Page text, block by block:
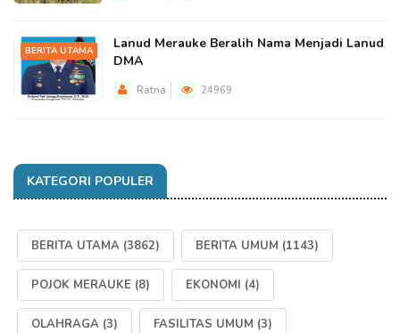
BERITA UTAMA
Lanud Merauke Beralih Nama Menjadi Lanud
DMA
Ratna 24969
KATEGORI POPULER
BERITA UTAMA (3862) BERITA UMUM (1143)
POJOK MERAUKE (8) EKONOMI (4)
OLAHRAGA (3) FASILITAS UMUM (3)